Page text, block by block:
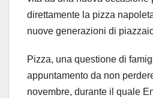
direttamente la pizza
nuove generazioni di
Pizza, una questione di
appuntamento da non
novembre, durante il quale